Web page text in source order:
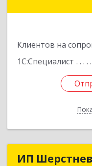
Клиентов на
1С:Специалист
ИП
ИП